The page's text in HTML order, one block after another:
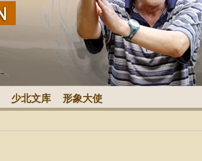
少北文库 形象大使